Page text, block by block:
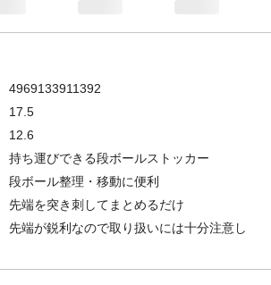
4969133911392
17.5
12.6
持ち運びできる段ボールストッカー
段ボール整理・移動に便利
先端を突き刺してまとめるだけ
先端が鋭利なので取り扱いには十分注意し
中国